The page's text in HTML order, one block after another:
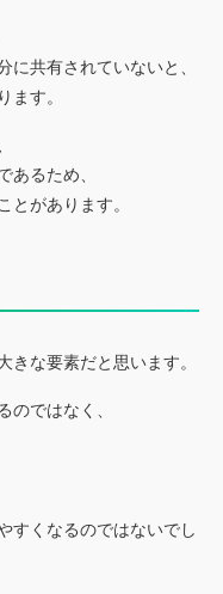
に共有されていないと、
ます。
あるため、
とがあります。
きな要素だと思います。
のではなく、
すくなるのではないでし